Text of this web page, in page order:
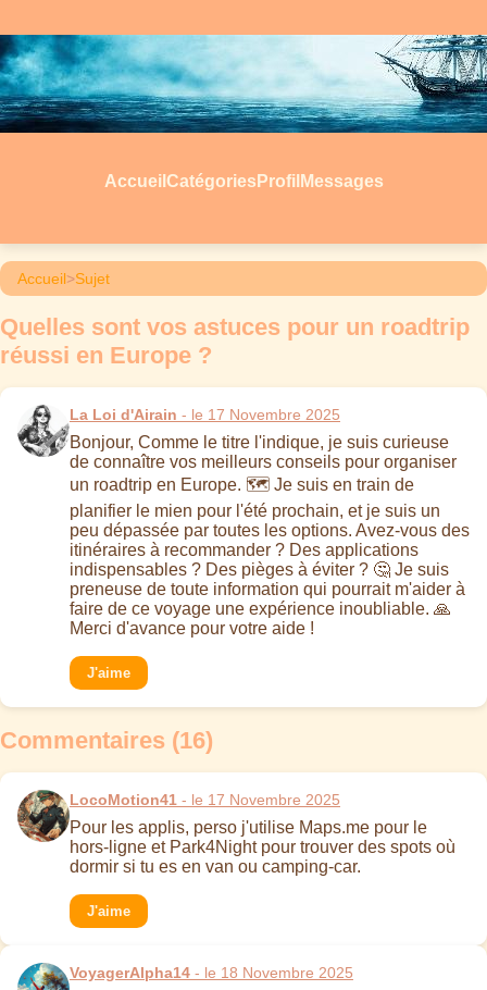
Accueil Catégories Profil Messages
Accueil>Sujet
Quelles sont vos astuces pour un roadtrip
réussi en Europe ?
La Loi d'Airain - le 17 Novembre 2025
Bonjour, Comme le titre l'indique, je suis curieuse
de connaître vos meilleurs conseils pour organiser
un roadtrip en Europe. 🗺️ Je suis en train de
planifier le mien pour l'été prochain, et je suis un
peu dépassée par toutes les options. Avez-vous des
itinéraires à recommander ? Des applications
indispensables ? Des pièges à éviter ? 🤔 Je suis
preneuse de toute information qui pourrait m'aider à
faire de ce voyage une expérience inoubliable. 🙏
Merci d'avance pour votre aide !
J'aime
Commentaires (16)
LocoMotion41 - le 17 Novembre 2025
Pour les applis, perso j'utilise Maps.me pour le
hors-ligne et Park4Night pour trouver des spots où
dormir si tu es en van ou camping-car.
J'aime
VoyagerAlpha14 - le 18 Novembre 2025